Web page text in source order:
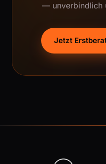
— unverbindlich
Jetzt